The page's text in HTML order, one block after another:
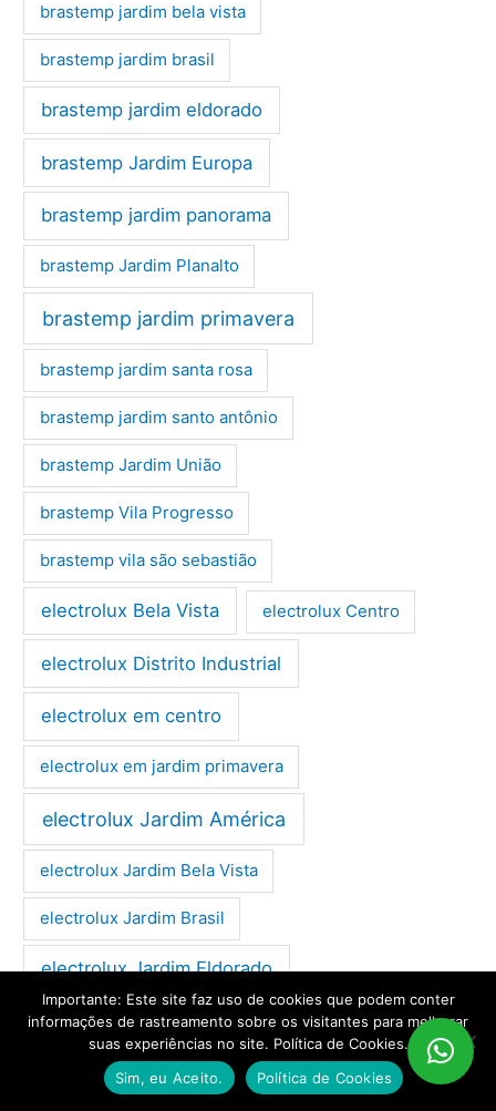
brastemp jardim bela vista
brastemp jardim brasil
brastemp jardim eldorado
brastemp Jardim Europa
brastemp jardim panorama
brastemp Jardim Planalto
brastemp jardim primavera
brastemp jardim santa rosa
brastemp jardim santo antônio
brastemp Jardim União
brastemp Vila Progresso
brastemp vila são sebastião
electrolux Bela Vista electrolux Centro
electrolux Distrito Industrial
electrolux em centro
electrolux em jardim primavera
electrolux Jardim América
electrolux Jardim Bela Vista
electrolux Jardim Brasil
electrolux Jardim Eldorado
electrolux Jardim Europa
electrolux Jardim Panorama
Importante: Este site faz uso de cookies que podem conter
informações de rastreamento sobre os visitantes para melhorar
suas experiências no site. Política de Cookies.
Sim, eu Aceito.
Política de Cookies